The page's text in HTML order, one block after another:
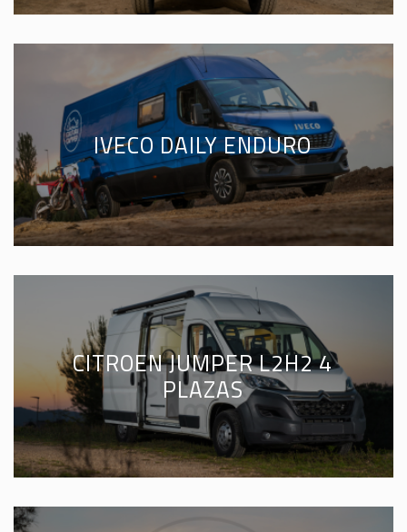
IVECO DAILY ENDURO
CITROEN JUMPER L2H2 4
PLAZAS